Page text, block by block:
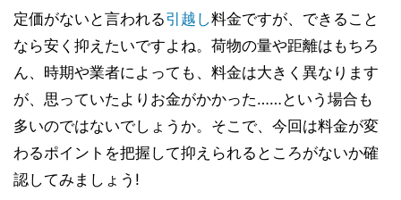
定価がないと言われる引越し料金ですが、できること
なら安く抑えたいですよね。荷物の量や距離はもちろ
ん、時期や業者によっても、料金は大きく異なります
が、思っていたよりお金がかかった……という場合も
多いのではないでしょうか。そこで、今回は料金が変
わるポイントを把握して抑えられるところがないか確
認してみましょう!